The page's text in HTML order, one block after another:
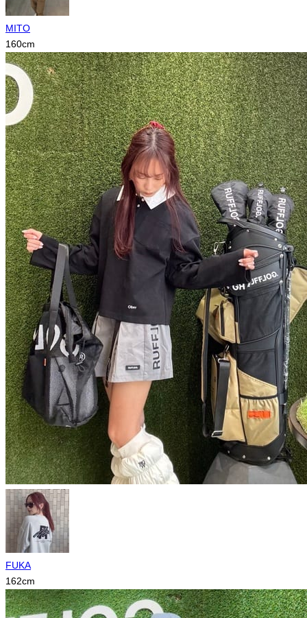
MITO
160cm
FUKA
162cm